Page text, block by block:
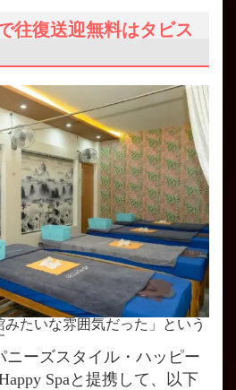
往復送迎無料はタビス
みたいな雰囲気だった」という
ニーズスタイル・ハッピー
Spaと提携して、以下